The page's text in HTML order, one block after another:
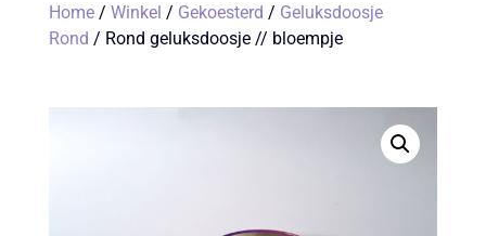
Home/ Winkel / Gekoesterd / Geluksdoosje
Rond / Rond geluksdoosje // bloempje